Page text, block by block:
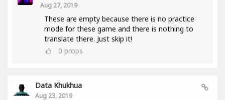
Aug 27, 2019
These are empty because there is no practice
mode for these game and there is nothing to
translate there. Just skip it!
0 props
Data Khukhua
Aug 23, 2019